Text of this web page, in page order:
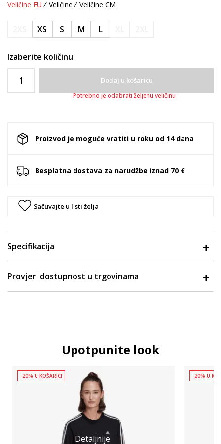
Veličine EU Veličine Veličine CM
XS S M L
Izaberite količinu:
Dodaj u košaricu
Potrebno je odabrati željenu veličinu
Proizvod je moguće vratiti u roku od 14 dana
Besplatna dostava za narudžbe iznad 70 €
Sačuvajte u listi želja
Specifikacija
Provjeri dostupnost u trgovinama
Upotpunite look
Detaljnije
-20% U KOŠARICI -20% U